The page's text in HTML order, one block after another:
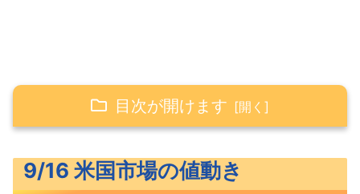
目次が開けます
米主要3指数の値動き
9/16 米国市場の値動き